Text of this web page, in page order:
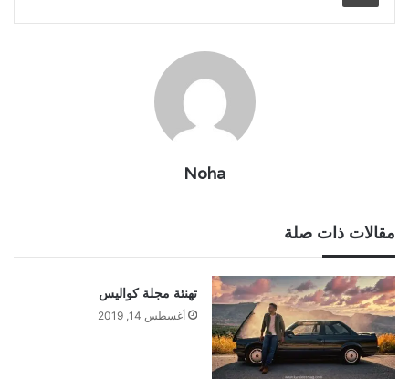
Noha
مقالات ذات صلة
تهنئة مجلة كواليس
أغسطس 14, 2019